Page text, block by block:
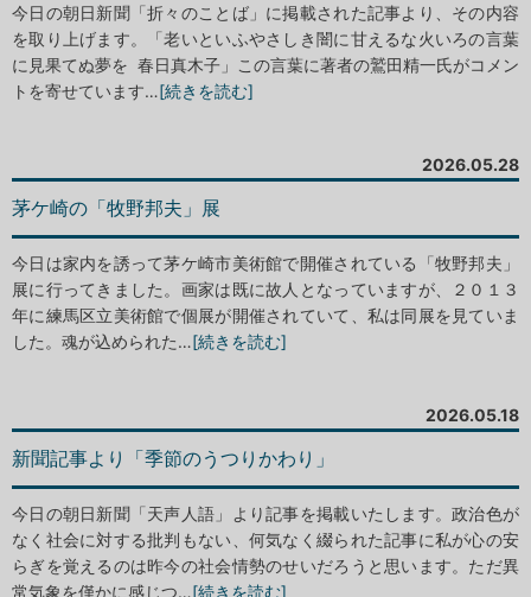
今日の朝日新聞「折々のことば」に掲載された記事より、その内容
を取り上げます。「老いといふやさしき闇に甘えるな火いろの言葉
に見果てぬ夢を 春日真木子」この言葉に著者の鷲田精一氏がコメン
トを寄せています…[続きを読む]
2026.05.28
茅ケ崎の「牧野邦夫」展
今日は家内を誘って茅ケ崎市美術館で開催されている「牧野邦夫」
展に行ってきました。画家は既に故人となっていますが、２０１３
年に練馬区立美術館で個展が開催されていて、私は同展を見ていま
した。魂が込められた…[続きを読む]
2026.05.18
新聞記事より「季節のうつりかわり」
今日の朝日新聞「天声人語」より記事を掲載いたします。政治色が
なく社会に対する批判もない、何気なく綴られた記事に私が心の安
らぎを覚えるのは昨今の社会情勢のせいだろうと思います。ただ異
常気象を僅かに感じつ…[続きを読む]